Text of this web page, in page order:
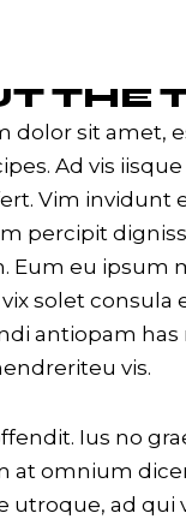
THE
dolor sit amet,
Ad vis
Vim invidunt
percipit
Eum eu ipsum
solet consula
antiopam has
vis.
Ius no
at omnium
utroque, ad qui